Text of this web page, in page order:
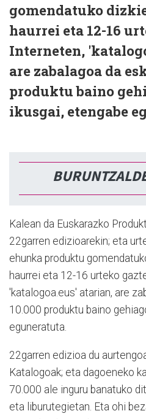
gomendatuko
haurrei eta 12-16
Interneten,
are zabalagoa da
produktu baino
ikusgai, etengabe
Kalean da Euskarazko
22garren edizioarekin; eta
ehunka produktu
haurrei eta 12-16 urteko
'katalogoa.eus' atarian, are
10.000 produktu baino
eguneratuta.
22garren edizioa du
Katalogoak; eta dagoeneko
70.000 ale inguru banatuko
eta liburutegietan. Eta ohi